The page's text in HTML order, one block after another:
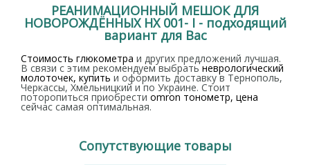
РЕАНИМАЦИОННЫЙ МЕШОК ДЛЯ
НОВОРОЖДЁННЫХ НХ 001- I - подходящий
вариант для Вас
Стоимость глюкометра и других предложений лучшая.
В связи с этим рекомендуем выбратьневрологический
молоточек, купить и оформить доставку в Тернополь,
Черкассы, Хмельницкий и по Украине. Стоит
поторопиться приобрести omron тонометр, цена
сейчас самая оптимальная.
Сопутствующие товары